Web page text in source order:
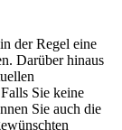
der Regel eine
Darüber hinaus
Sie keine
Sie auch die